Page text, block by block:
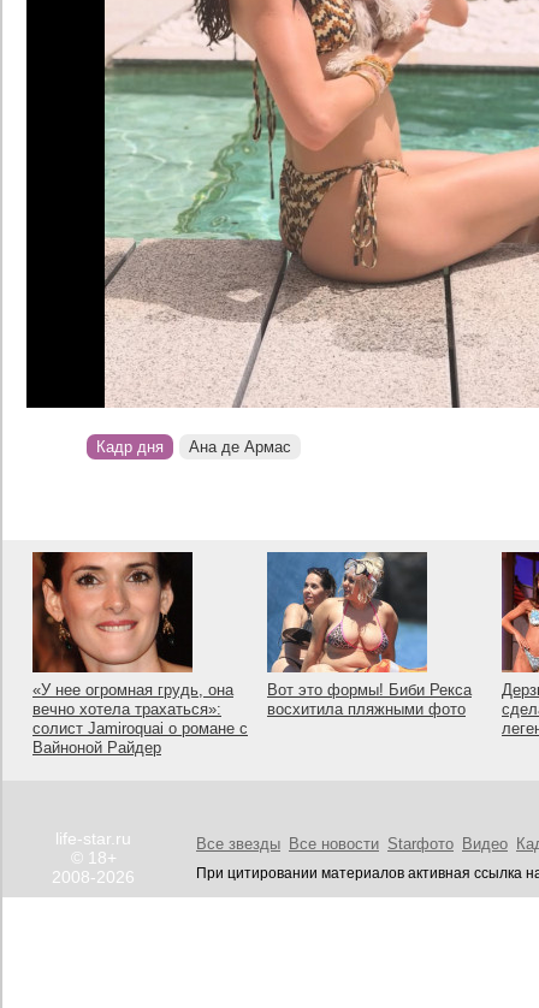
Кадр дня Ана де Армас
«У нее огромная грудь, она
вечно хотела трахаться»:
солист Jamiroquai о романе с
Вайноной Райдер
Вот это формы! Биби Рекса
восхитила пляжными фото
life-star.ru
© 18+
2008-2026
Все звезды Все новости Starфото Видео
При цитировании материалов активная ссылка